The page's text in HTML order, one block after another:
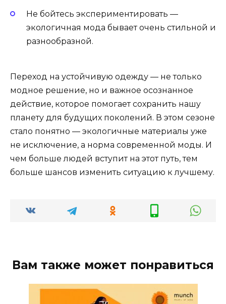
Не бойтесь экспериментировать —
экологичная мода бывает очень стильной и
разнообразной.
Переход на устойчивую одежду — не только
модное решение, но и важное осознанное
действие, которое помогает сохранить нашу
планету для будущих поколений. В этом сезоне
стало понятно — экологичные материалы уже
не исключение, а норма современной моды. И
чем больше людей вступит на этот путь, тем
больше шансов изменить ситуацию к лучшему.
Вам также может понравиться